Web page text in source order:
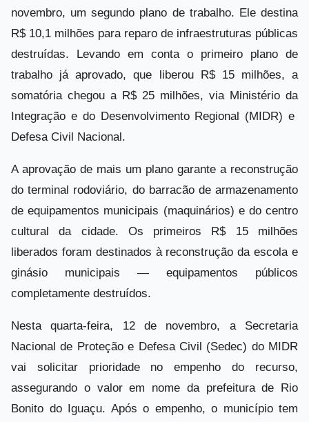
novembro, um segundo plano de trabalho. Ele destina
R$ 10,1 milhões para reparo de infraestruturas públicas
destruídas. Levando em conta o primeiro plano de
trabalho já aprovado, que liberou R$ 15 milhões, a
somatória chegou a R$ 25 milhões, via Ministério da
Integração e do Desenvolvimento Regional (MIDR) e
Defesa Civil Nacional.
A aprovação de mais um plano garante a reconstrução
do terminal rodoviário, do barracão de armazenamento
de equipamentos municipais (maquinários) e do centro
cultural da cidade. Os primeiros R$ 15 milhões
liberados foram destinados à reconstrução da escola e
ginásio municipais — equipamentos públicos
completamente destruídos.
Nesta quarta-feira, 12 de novembro, a Secretaria
Nacional de Proteção e Defesa Civil (Sedec) do MIDR
vai solicitar prioridade no empenho do recurso,
assegurando o valor em nome da prefeitura de Rio
Bonito do Iguaçu. Após o empenho, o município tem